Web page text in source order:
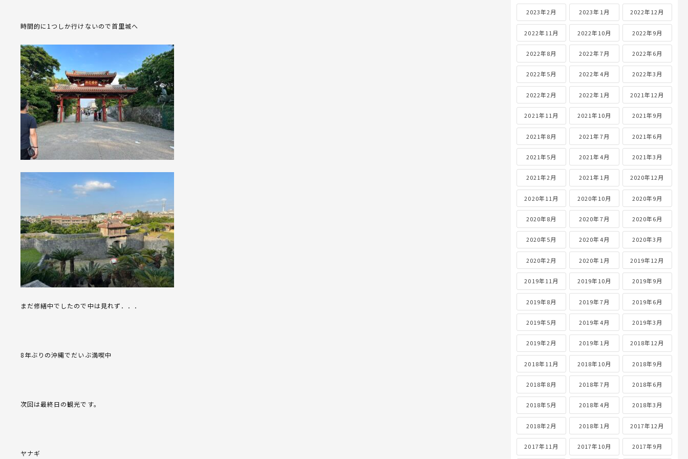
時間的に1つしか行けないので首里城へ
まだ修繕中でしたので中は見れず．．．
8年ぶりの沖縄でだいぶ満喫中
次回は最終日の観光です。
ヤナギ
2023年2月 2023年1月 2022年12月
2022年11月 2022年10月 2022年9月
2022年8月 2022年7月 2022年6月
2022年5月 2022年4月 2022年3月
2022年2月 2022年1月 2021年12月
2021年11月 2021年10月 2021年9月
2021年8月 2021年7月 2021年6月
2021年5月 2021年4月 2021年3月
2021年2月 2021年1月 2020年12月
2020年11月 2020年10月 2020年9月
2020年8月 2020年7月 2020年6月
2020年5月 2020年4月 2020年3月
2020年2月 2020年1月 2019年12月
2019年11月 2019年10月 2019年9月
2019年8月 2019年7月 2019年6月
2019年5月 2019年4月 2019年3月
2019年2月 2019年1月 2018年12月
2018年11月 2018年10月 2018年9月
2018年8月 2018年7月 2018年6月
2018年5月 2018年4月 2018年3月
2018年2月 2018年1月 2017年12月
2017年11月 2017年10月 2017年9月